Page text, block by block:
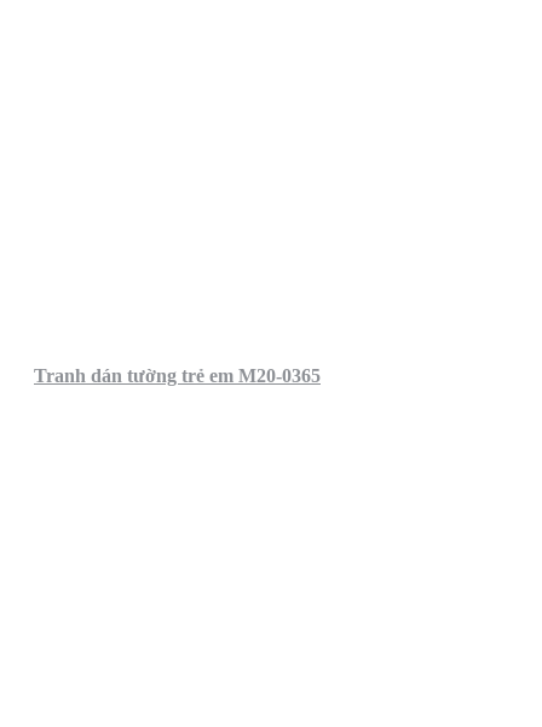
Tranh dán tường trẻ em M20-0365